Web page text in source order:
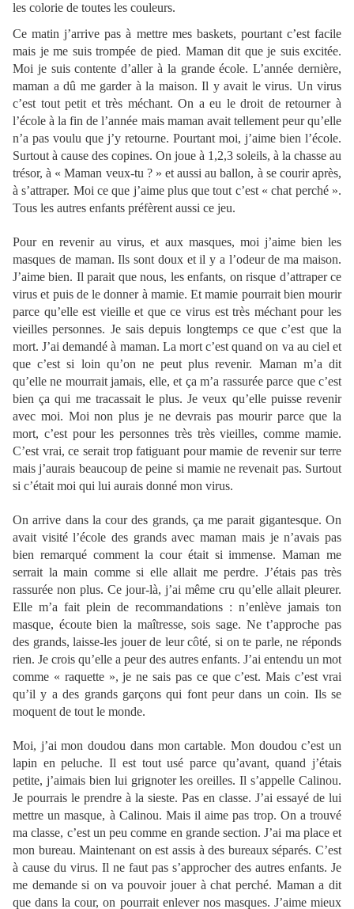
les colorie de toutes les couleurs.
Ce matin j’arrive pas à mettre mes baskets, pourtant c’est facile
mais je me suis trompée de pied. Maman dit que je suis excitée.
Moi je suis contente d’aller à la grande école. L’année dernière,
maman a dû me garder à la maison. Il y avait le virus. Un virus
c’est tout petit et très méchant. On a eu le droit de retourner à
l’école à la fin de l’année mais maman avait tellement peur qu’elle
n’a pas voulu que j’y retourne. Pourtant moi, j’aime bien l’école.
Surtout à cause des copines. On joue à 1,2,3 soleils, à la chasse au
trésor, à « Maman veux-tu ? » et aussi au ballon, à se courir après,
à s’attraper. Moi ce que j’aime plus que tout c’est « chat perché ».
Tous les autres enfants préfèrent aussi ce jeu.
Pour en revenir au virus, et aux masques, moi j’aime bien les
masques de maman. Ils sont doux et il y a l’odeur de ma maison.
J’aime bien. Il parait que nous, les enfants, on risque d’attraper ce
virus et puis de le donner à mamie. Et mamie pourrait bien mourir
parce qu’elle est vieille et que ce virus est très méchant pour les
vieilles personnes. Je sais depuis longtemps ce que c’est que la
mort. J’ai demandé à maman. La mort c’est quand on va au ciel et
que c’est si loin qu’on ne peut plus revenir. Maman m’a dit
qu’elle ne mourrait jamais, elle, et ça m’a rassurée parce que c’est
bien ça qui me tracassait le plus. Je veux qu’elle puisse revenir
avec moi. Moi non plus je ne devrais pas mourir parce que la
mort, c’est pour les personnes très très vieilles, comme mamie.
C’est vrai, ce serait trop fatiguant pour mamie de revenir sur terre
mais j’aurais beaucoup de peine si mamie ne revenait pas. Surtout
si c’était moi qui lui aurais donné mon virus.
On arrive dans la cour des grands, ça me parait gigantesque. On
avait visité l’école des grands avec maman mais je n’avais pas
bien remarqué comment la cour était si immense. Maman me
serrait la main comme si elle allait me perdre. J’étais pas très
rassurée non plus. Ce jour-là, j’ai même cru qu’elle allait pleurer.
Elle m’a fait plein de recommandations : n’enlève jamais ton
masque, écoute bien la maîtresse, sois sage. Ne t’approche pas
des grands, laisse-les jouer de leur côté, si on te parle, ne réponds
rien. Je crois qu’elle a peur des autres enfants. J’ai entendu un mot
comme « raquette », je ne sais pas ce que c’est. Mais c’est vrai
qu’il y a des grands garçons qui font peur dans un coin. Ils se
moquent de tout le monde.
Moi, j’ai mon doudou dans mon cartable. Mon doudou c’est un
lapin en peluche. Il est tout usé parce qu’avant, quand j’étais
petite, j’aimais bien lui grignoter les oreilles. Il s’appelle Calinou.
Je pourrais le prendre à la sieste. Pas en classe. J’ai essayé de lui
mettre un masque, à Calinou. Mais il aime pas trop. On a trouvé
ma classe, c’est un peu comme en grande section. J’ai ma place et
mon bureau. Maintenant on est assis à des bureaux séparés. C’est
à cause du virus. Il ne faut pas s’approcher des autres enfants. Je
me demande si on va pouvoir jouer à chat perché. Maman a dit
que dans la cour, on pourrait enlever nos masques. J’aime mieux